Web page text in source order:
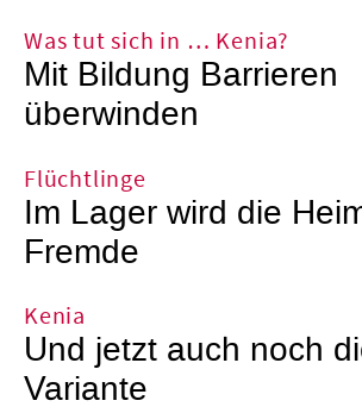
Was tut sich in … Kenia?
Mit Bildung Barrieren
überwinden
Flüchtlinge
Im Lager wird die
Fremde
Kenia
Und jetzt auch noch
Variante